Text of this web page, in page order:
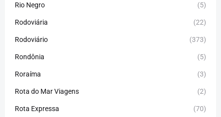
Rio Negro (5)
Rodoviária (22)
Rodoviário (373)
Rondônia (5)
Roraíma (3)
Rota do Mar Viagens (2)
Rota Expressa (70)